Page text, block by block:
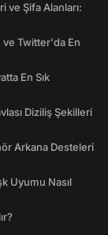
ve Şifa Alanları:
ve Twitter'da En
En Sık
Diziliş Şekilleri
Arkana Desteleri
Uyumu Nasıl